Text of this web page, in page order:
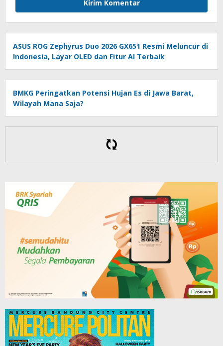
ASUS ROG Zephyrus Duo 2026 GX651 Resmi Meluncur di
Indonesia, Layar OLED dan Fitur AI Terbaik
BMKG Peringatkan Potensi Hujan Es di Jawa Barat,
Wilayah Mana Saja?